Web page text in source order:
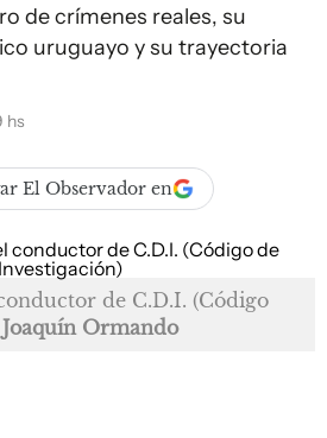
de crímenes reales, su
uruguayo y su trayectoria
hs
El Observador en
de C.D.I. (Código
Joaquín Ormando